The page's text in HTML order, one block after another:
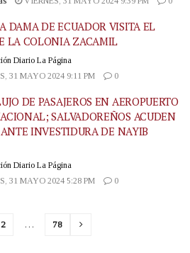
DAMA DE ECUADOR VISITA EL
LA COLONIA ZACAMIL
Diario La Página
31 MAYO 2024 9:11 PM
0
DE PASAJEROS EN AEROPUERTO
SALVADOREÑOS ACUDEN
INVESTIDURA DE NAYIB
Diario La Página
31 MAYO 2024 5:28 PM
0
2 … 78